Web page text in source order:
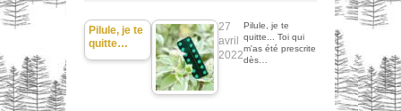
Pilule, je te
quitte…
27
avril
2022
Pilule, je te
quitte... Toi qui
m'as été prescrite
dès…